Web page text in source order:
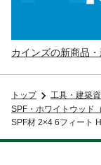
カインズの新商品
トップ 工具・建築
SPF・ホワイトウッド
SPF材 2×4 6フィート